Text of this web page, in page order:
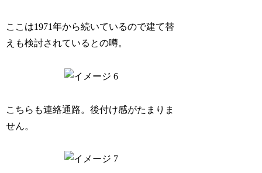
ここは1971年から続いているので建て替
えも検討されているとの噂。
こちらも連絡通路。後付け感がたまりま
せん。